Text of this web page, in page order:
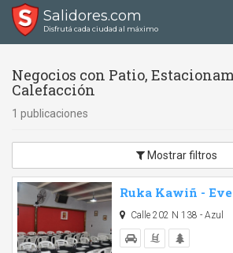
Salidores.com
Disfrutá cada ciudad al máximo
Negocios con Patio,
Calefacción
1 publicaciones
Mostrar filtros
Ruka Kawiñ -
Calle 202 N 138 - Azul